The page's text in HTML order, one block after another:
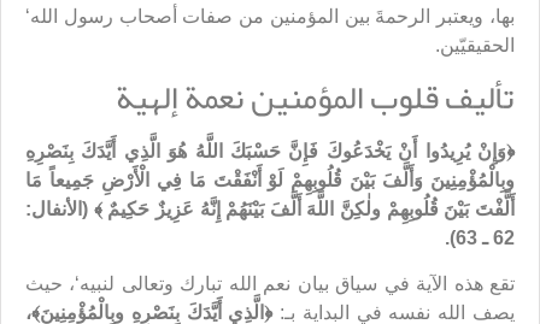
بها، ويعتبر الرحمةَ بين المؤمنين من صفات أصحاب رسول الله‘
الحقيقيّين.
تأليف قلوب المؤمنين نعمة إلهية
﴿وَإِنْ يُرِيدُوا أَنْ يَخْدَعُوكَ فَإِنَّ حَسْبَكَ اللَّهُ هُوَ الَّذِي أَيَّدَكَ بِنَصْرِهِ
وبِالْمُؤْمِنِينَ وَأَلَّفَ بَيْنَ قُلُوبِهِمْ لَوْ أَنْفَقْتَ مَا فِي الْأَرْضِ جَمِيعاً مَا
أَلَّفْتَ بَيْنَ قُلُوبِهِمْ ولٰكِنَّ اللَّهَ أَلَّفَ بَيْنَهُمْ إِنَّهُ عَزِيزٌ حَكِيمٌ ﴾ (الأنفال:
62 ـ 63).
تقع هذه الآية في سياق بيان نعم الله تبارك وتعالى لنبيه‘، حيث
يصف الله نفسه في البداية بـ:﴿الَّذِي أَيَّدَكَ بِنَصْرِهِ وبِالْمُؤْمِنِينَ﴾،